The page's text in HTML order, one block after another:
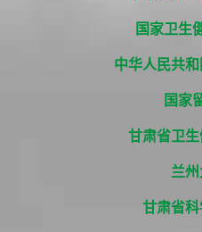
国家卫生
中华人民共
国家
甘肃省卫
兰
甘肃省